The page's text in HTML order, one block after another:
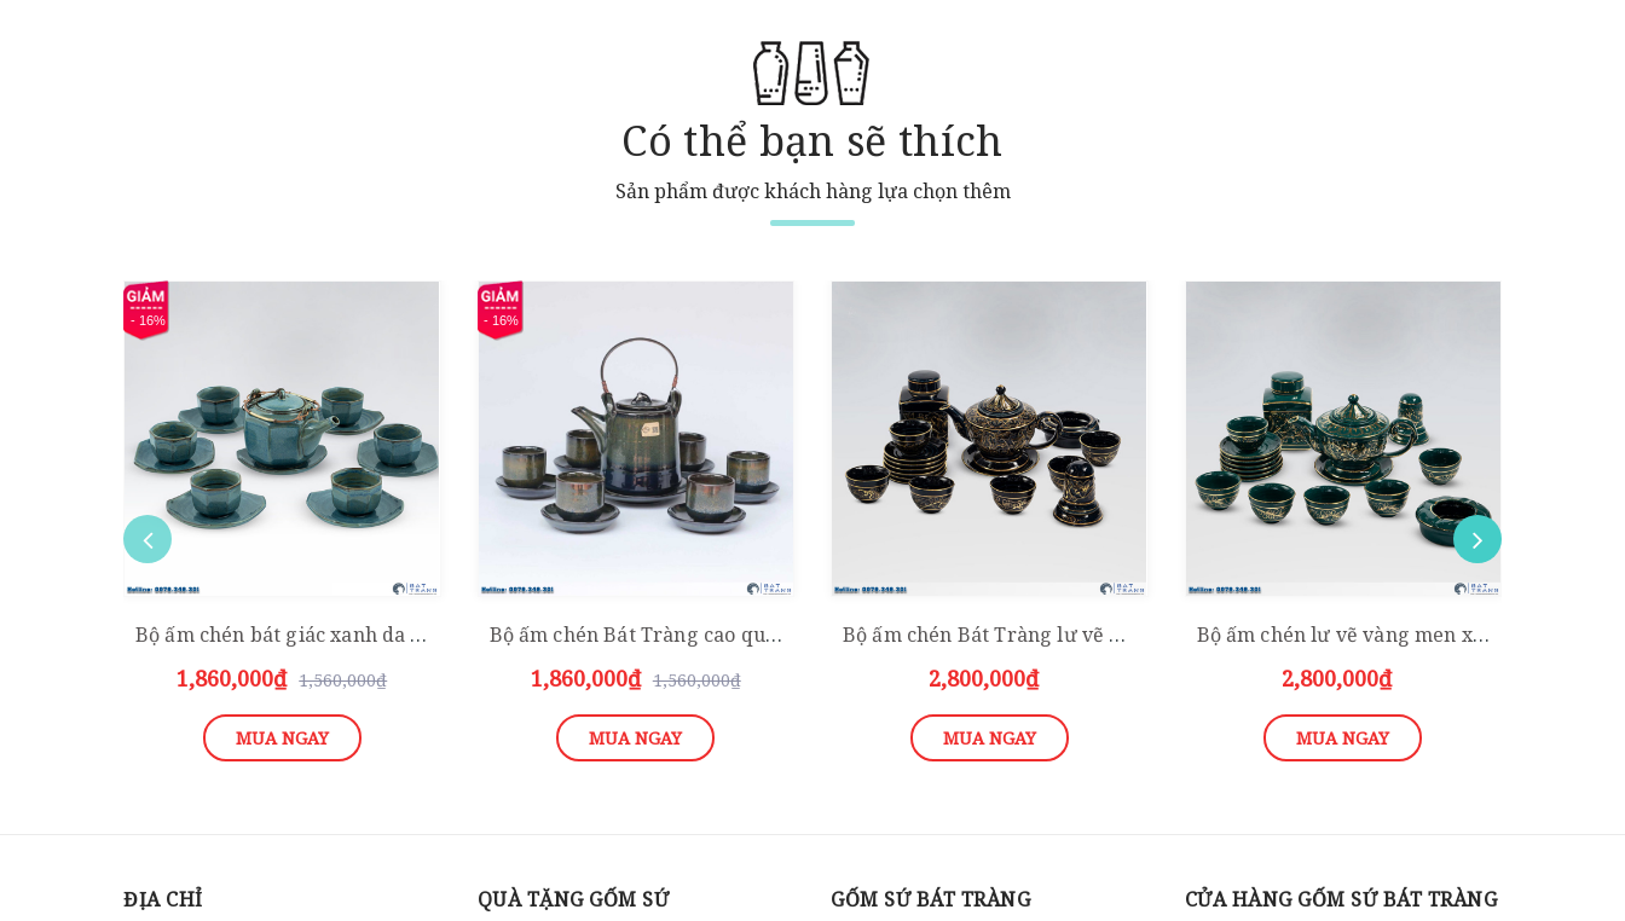
Có thể bạn sẽ thích
Sản phẩm được khách hàng lựa chọn thêm
- 16%
Bộ ấm chén bát giác xanh da trời
1,860,000₫ 1,560,000₫
MUA NGAY
- 16%
Bộ ấm chén Bát Tràng cao quai mây xanh đề bon
1,860,000₫ 1,560,000₫
MUA NGAY
Bộ ấm chén Bát Tràng lư vẽ vàng kèm phụ kiện
2,800,000₫
MUA NGAY
Bộ ấm chén lư vẽ vàng men xanh ngọc kèm phụ kiện
2,800,000₫
MUA NGAY
ĐỊA CHỈ QUÀ TẶNG GỐM SỨ GỐM SỨ BÁT TRÀNG CỬA HÀNG GỐM SỨ BÁT TRÀNG